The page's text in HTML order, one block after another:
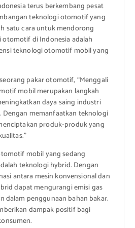
terus berkembang pesat
teknologi otomotif yang
satu cara untuk mendorong
di Indonesia adalah
teknologi otomotif mobil yang
pakar otomotif, “Menggali
mobil merupakan langkah
daya saing industri
memanfaatkan teknologi
produk-produk yang
mobil yang sedang
teknologi hybrid. Dengan
antara mesin konvensional dan
dapat mengurangi emisi gas
dalam penggunaan bahan bakar.
dampak positif bagi